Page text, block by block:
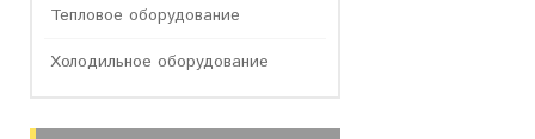
Тепловое оборудование
Холодильное оборудование